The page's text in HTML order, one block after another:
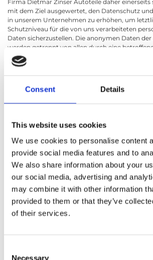
Consent Details
This website uses cookies
We use cookies to personalise content
provide social media features and to
We also share information about your
our social media, advertising and
may combine it with other information
provided to them or that they’ve
of their services.
Necessary
Firma Dietmar Zinser Autoteile daher
mit dem Ziel ausgewertet, den Datenschutz
in unserem Unternehmen zu erhöhen, um
Schutzniveau für die von uns verarbeiteten
Daten sicherzustellen. Die anonymen Daten der
werden getrennt von allen durch eine
angegebenen personenbezogenen Daten
Die betroffene Person hat die Möglichkeit, sich
personenbezogenen Daten zu registrieren.
personenbezogenen Daten dabei an den für die
Verantwortlichen übermittelt werden, ergibt
Eingabemaske, die für die Registrierung
betroffenen Person eingegebenen
werden ausschließlich für die interne
Verarbeitung Verantwortlichen und für eigene
gespeichert. Der für die Verarbeitung
Weitergabe an einen oder mehrere
beispielsweise einen Paketdienstleister,
personenbezogenen Daten ebenfalls
Verarbeitung Verantwortlichen wird ferner die